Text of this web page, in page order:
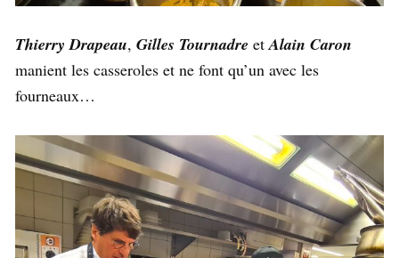
Thierry Drapeau, Gilles Tournadre etAlain Caron
manient les casseroles et ne font qu’un avec les
fourneaux…